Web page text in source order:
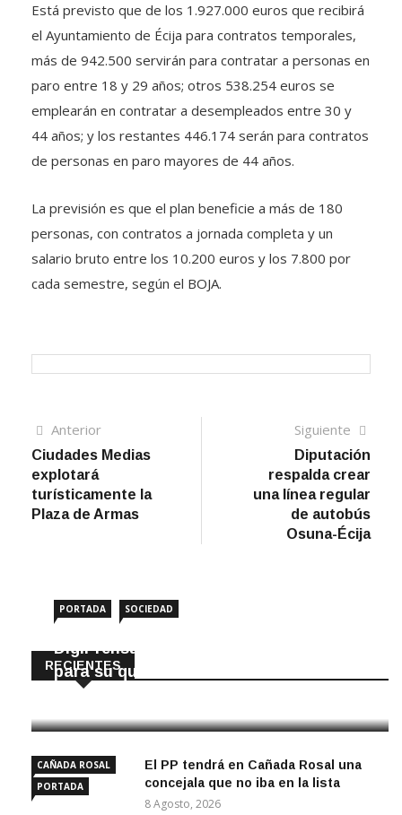
Está previsto que de los 1.927.000 euros que recibirá
el Ayuntamiento de Écija para contratos temporales,
más de 942.500 servirán para contratar a personas en
paro entre 18 y 29 años; otros 538.254 euros se
emplearán en contratar a desempleados entre 30 y
44 años; y los restantes 446.174 serán para contratos
de personas en paro mayores de 44 años.
La previsión es que el plan beneficie a más de 180
personas, con contratos a jornada completa y un
salario bruto entre los 10.200 euros y los 7.800 por
cada semestre, según el BOJA.
Navegación
de
entradas
AnteriorArtículo
anterior
Ciudades Medias
explotará
turísticamente la
Plaza de Armas
Siguiente
Diputación
respalda crear
una línea regular
de autobús
Osuna-Écija
RECIENTES
PORTADA SOCIEDAD
DigiPrensa selecciona a Écija al Día
para su quiosco mundial
CAÑADA ROSAL
PORTADA
El PP tendrá en Cañada Rosal una
concejala que no iba en la lista
8 Agosto, 2026